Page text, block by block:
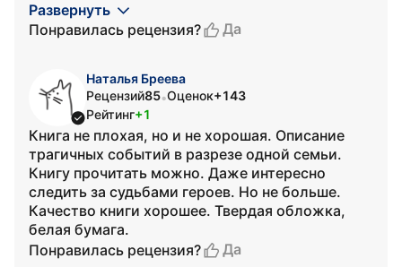
Развернуть
Понравилась рецензия?
Да
Наталья Бреева
Рецензий85•Оценок+143
Рейтинг+1
Книга не плохая, но и не хорошая. Описание
трагичных событий в разрезе одной семьи.
Книгу прочитать можно. Даже интересно
следить за судьбами героев. Но не больше.
Качество книги хорошее. Твердая обложка,
белая бумага.
Понравилась рецензия?
Да